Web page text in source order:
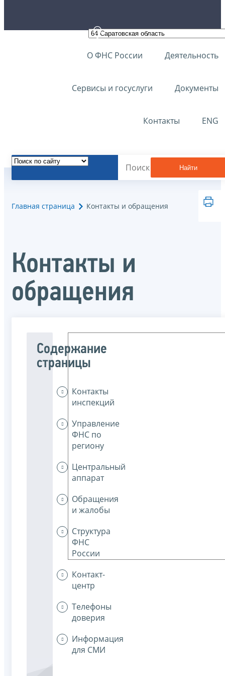
О ФНС России Деятельность
Сервисы и госуслуги Документы
Контакты ENG
Найти
Главная страница Контакты и обращения
Контакты и
обращения
Содержание
страницы
Контакты
инспекций
Управление
ФНС по
региону
Центральный
аппарат
Обращения
и жалобы
Структура
ФНС
России
Контакт-
центр
Телефоны
доверия
Информация
для СМИ